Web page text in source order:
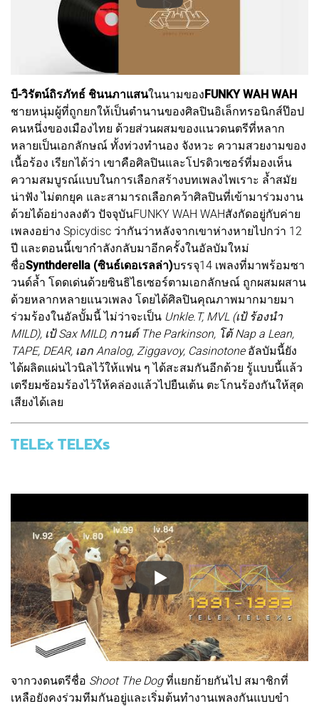
บี-วิรัตน์ถิรภัทธ์ ชินนภาแสนในนามของFUNKY WAH WAH
ชายหนุ่มผู้ที่ถูกยกให้เป็นตำนานของศิลปินอิเล็กทรอนิกส์ป๊อป
คนหนึ่งของเมืองไทย ด้วยส่วนผสมของแนวดนตรีที่หลาก
หลายเป็นเอกลักษณ์ ทั้งท่วงทำนอง จังหวะ ความสวยงามของ
เนื้อร้อง เรียกได้ว่า เขาคือศิลปินและโปรดิวเซอร์ที่มองเห็น
ความสมบูรณ์แบบในการเลือกสร้างบทเพลงไพเราะ ล้ำสมัย
น่าฟัง ไม่ตกยุค และสามารถเลือกคว้าศิลปินที่เข้ามาร่วมงาน
ด้วยได้อย่างลงตัว ปัจจุบันFUNKY WAH WAHสังกัดอยู่กับค่าย
เพลงอย่าง Spicydisc ว่ากันว่าหลังจากเขาห่างหายไปกว่า 12
ปี และตอนนี้เขากำลังกลับมาอีกครั้งในอัลบัมใหม่
ชื่อSynthderella (ซินธ์เดอเรลล่า)บรรจุ14 เพลงที่มาพร้อมซา
วนด์ล้ำ โดดเด่นด้วยซินธิไธเซอร์ตามเอกลักษณ์ ถูกผสมผสาน
ด้วยหลากหลายแนวเพลง โดยได้ศิลปินคุณภาพมากมายมา
ร่วมร้องในอัลบั้มนี้ ไม่ว่าจะเป็น Unkle.T, MVL (เป้ ร้องนำ
MILD), เป้ Sax MILD, กานต์ The Parkinson, โต้ Nap a Lean,
TAPE, DEAR, เอก Analog, Ziggavoy, Casinotone อัลบัมนี้ยัง
ได้ผลิตแผ่นไวนิลไว้ให้แฟน ๆ ได้สะสมกันอีกด้วย รู้แบบนี้แล้ว
เตรียมซ้อมร้องไว้ให้คล่องแล้วไปยืนเต้น ตะโกนร้องกันให้สุด
เสียงได้เลย
TELEx TELEXs
จากวงดนตรีชื่อ Shoot The Dogที่แยกย้ายกันไป สมาชิกที่
เหลือยังคงร่วมทีมกันอยู่และเริ่มต้นทำงานเพลงกันแบบขำ